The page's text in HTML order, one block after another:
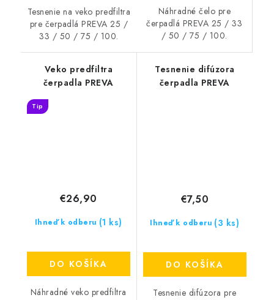
Tesnenie na veko predfiltra
pre čerpadlá PREVA 25 /
33 / 50 / 75 / 100.
Náhradné čelo pre
čerpadlá PREVA 25 / 33
/ 50 / 75 / 100.
Veko predfiltra
čerpadla PREVA
Tip
Ihneď k odberu (1 ks)
€26,90
DO KOŠÍKA
Náhradné veko predfiltra
Tesnenie difúzora
čerpadla PREVA
Ihneď k odberu (3 ks)
€7,50
DO KOŠÍKA
Tesnenie difúzora pre